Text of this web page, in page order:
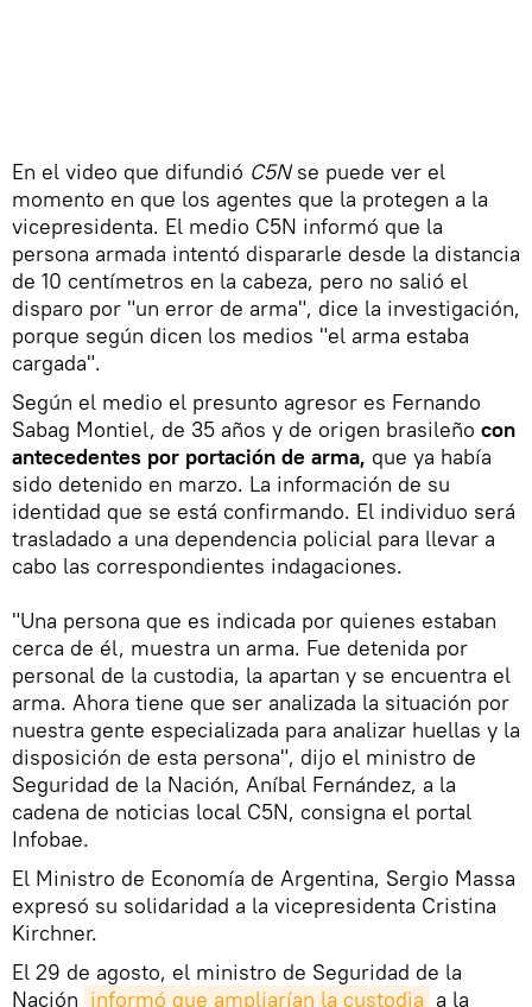
En el video que difundió C5Nse puede ver el
momento en que los agentes que la protegen a la
vicepresidenta. El medio C5N informó que la
persona armada intentó dispararle desde la distancia
de 10 centímetros en la cabeza, pero no salió el
disparo por "un error de arma", dice la investigación,
porque según dicen los medios "el arma estaba
cargada".
Según el medio el presunto agresor es Fernando
Sabag Montiel, de 35 años y de origen brasileño con
antecedentes por portación de arma, que ya había
sido detenido en marzo. La información de su
identidad que se está confirmando. El individuo será
trasladado a una dependencia policial para llevar a
cabo las correspondientes indagaciones.
"Una persona que es indicada por quienes estaban
cerca de él, muestra un arma. Fue detenida por
personal de la custodia, la apartan y se encuentra el
arma. Ahora tiene que ser analizada la situación por
nuestra gente especializada para analizar huellas y la
disposición de esta persona", dijo el ministro de
Seguridad de la Nación, Aníbal Fernández, a la
cadena de noticias local C5N, consigna el portal
Infobae.
El Ministro de Economía de Argentina, Sergio Massa
expresó su solidaridad a la vicepresidenta Cristina
Kirchner.
El 29 de agosto, el ministro de Seguridad de la
Nación informó que ampliarían la custodia a la